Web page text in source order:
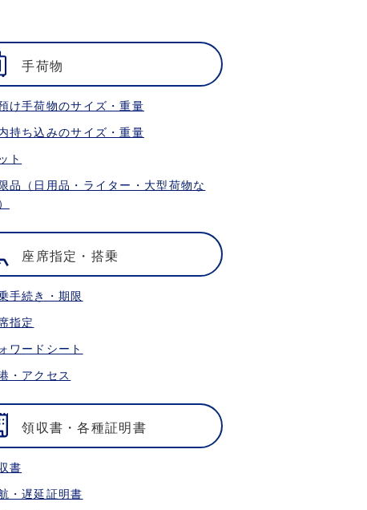
手荷物
け手荷物のサイズ・重量
持ち込みのサイズ・重量
ト
品（日用品・ライター・大型荷物な
座席指定・搭乗
手続き・期限
指定
ワードシート
・アクセス
領収書・各種証明書
書
・遅延証明書